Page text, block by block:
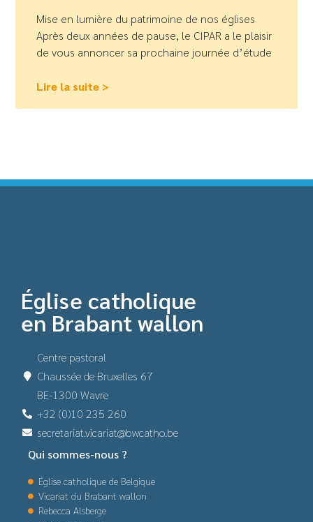
Mise en lumière du patrimoine de nos églises
Après deux années de pause, le CIPAR a le plaisir
de vous annoncer sa prochaine journée d’étude
Lire la suite >
Église catholique
en Brabant wallon
Centre pastoral
Chaussée de Bruxelles 67
BE-1300 Wavre
+32 (0)10 235 260
secretariat.vicariat@bwcatho.be
Qui sommes-nous ?
Église catholique de Belgique
Vicariat du Brabant wallon
Rebecca Alsberge